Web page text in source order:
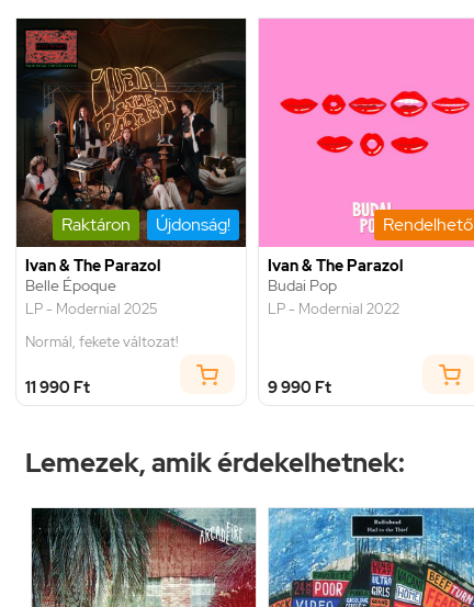
Raktáron Újdonság!
Ivan & The Parazol
Belle Époque
LP - Modernial 2025
Normál, fekete változat!
11 990 Ft
Rendelhető
Ivan & The Parazol
Budai Pop
LP - Modernial 2022
9 990 Ft
Lemezek, amik érdekelhetnek: